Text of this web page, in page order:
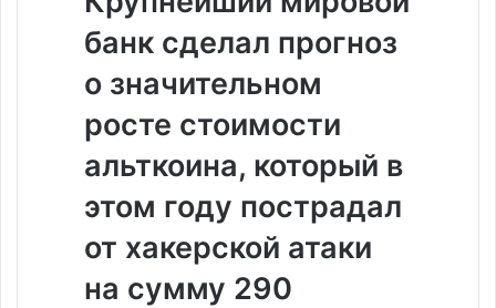
банк сделал прогноз
о значительном
росте стоимости
альткоина, который в
этом году пострадал
от хакерской атаки
на сумму 290